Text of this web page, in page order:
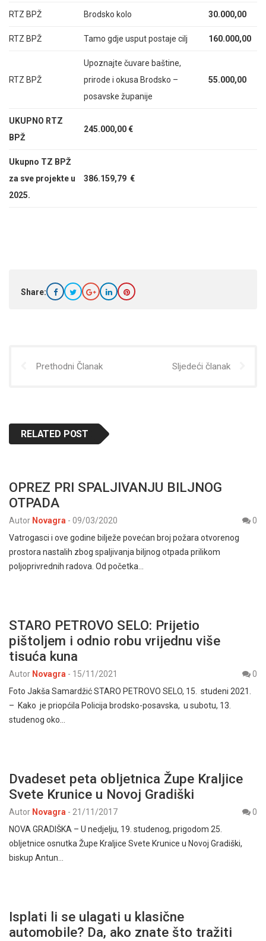
RTZ BPŽ Brodsko kolo 30.000,00
RTZ BPŽ Tamo gdje usput postaje cilj 160.000,00
RTZ BPŽ
Upoznajte čuvare baštine,
prirode i okusa Brodsko –
posavske županije
55.000,00
UKUPNO RTZ
BPŽ
245.000,00 €
Ukupno TZ BPŽ
za sve projekte u
2025.
386.159,79 €
Share:
Prethodni Članak Sljedeći članak
RELATED POST
OPREZ PRI SPALJIVANJU BILJNOG
OTPADA
Autor Novagra - 09/03/2020
0
Vatrogasci i ove godine bilježe povećan broj požara otvorenog
prostora nastalih zbog spaljivanja biljnog otpada prilikom
poljoprivrednih radova. Od početka…
STARO PETROVO SELO: Prijetio
pištoljem i odnio robu vrijednu više
tisuća kuna
Autor Novagra - 15/11/2021
0
Foto Jakša Samardžić STARO PETROVO SELO, 15. studeni 2021.
– Kako je priopćila Policija brodsko-posavska, u subotu, 13.
studenog oko…
Dvadeset peta obljetnica Župe Kraljice
Svete Krunice u Novoj Gradiški
Autor Novagra - 21/11/2017
0
NOVA GRADIŠKA – U nedjelju, 19. studenog, prigodom 25.
obljetnice osnutka Župe Kraljice Svete Krunice u Novoj Gradiški,
biskup Antun…
Isplati li se ulagati u klasične
automobile? Da, ako znate što tražiti